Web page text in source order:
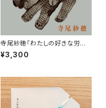
寺尾紗穂「わたしの好きな労働
歌」【CD】
¥3,300